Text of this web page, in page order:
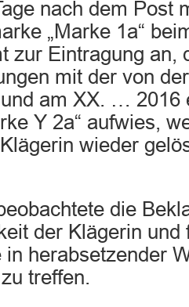
nach dem Post
„Marke 1a“
zur Eintragung an,
mit der von
am XX. … 2016
Y 2a“ aufwies,
wieder
die
der Klägerin
in herabsetzender
treffen.